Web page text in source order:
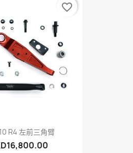
R4 左前三角臂
favorite_border